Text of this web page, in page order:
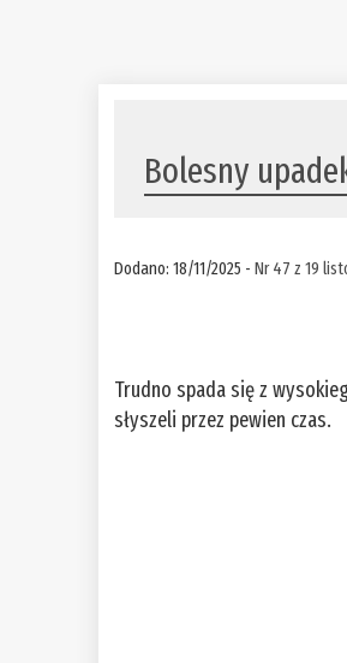
Bolesny
Dodano: 18/11/2025 -Nr 47 z 19
Trudno spada się z
słyszeli przez pewien czas.